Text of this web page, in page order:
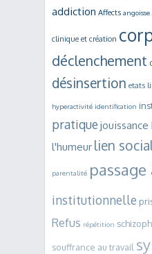
addiction Affects angoisse
clinique et création
déclenchement
désinsertion etats
hyperactivité identification
pratique jouissance
l'humeur lien
parentalité
institutionnelle
Refus répétition
souffrance au travail